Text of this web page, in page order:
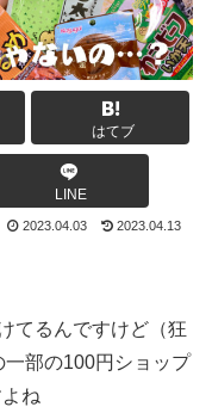
はてブ
LINE
2023.04.03 2023.04.13
てるんですけど（狂
部の100円ショップ
ね